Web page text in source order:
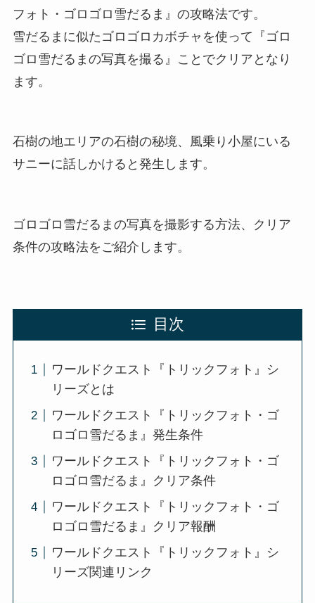
フォト・ゴロゴロ雪だるま』の攻略法です。
雪だるまに似たゴロゴロカボチャを使って『ゴロ
ゴロ雪だるまの写真を撮る』ことでクリアとなり
ます。
石樹の地エリアの石樹の秘境、風乗り小屋にいる
サニーに話しかけると発生します。
ゴロゴロ雪だるまの写真を撮影する方法、クリア
条件の攻略法をご紹介します。
目次
ワールドクエスト『トリックフォト』シ
リーズとは
ワールドクエスト『トリックフォト・ゴ
ロゴロ雪だるま』発生条件
ワールドクエスト『トリックフォト・ゴ
ロゴロ雪だるま』クリア条件
ワールドクエスト『トリックフォト・ゴ
ロゴロ雪だるま』クリア報酬
ワールドクエスト『トリックフォト』シ
リーズ関連リンク